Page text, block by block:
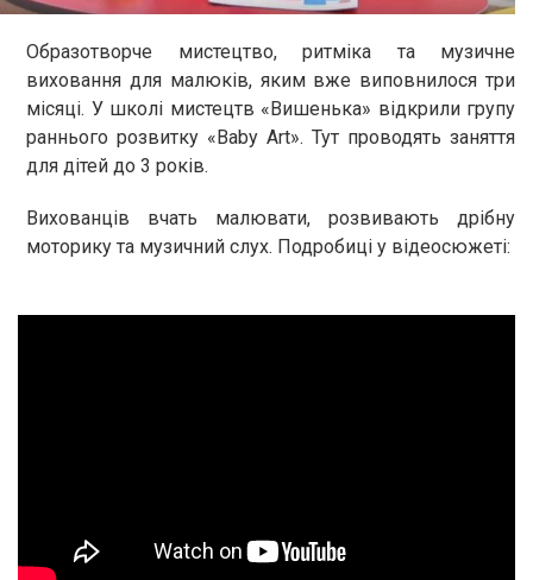
Образотворче мистецтво, ритміка та музичне
виховання для малюків, яким вже виповнилося три
місяці. У школі мистецтв «Вишенька» відкрили групу
раннього розвитку «Baby Art». Тут проводять заняття
для дітей до 3 років.
Вихованців вчать малювати, розвивають дрібну
моторику та музичний слух. Подробиці у відеосюжеті: